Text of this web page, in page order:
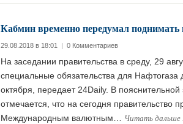
Кабмин временно передумал поднимать
29.08.2018 в 18:01 | 0 Комментариев
На заседании правительства в среду, 29
специальные обязательства для Нафтогаза
октября, передает 24Daily. В
отмечается, что на сегодня правительство
Международным валютным… Читать дальше